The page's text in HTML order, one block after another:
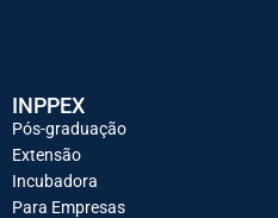
INPPEX
Pós-graduação
Extensão
Incubadora
Para Empresas